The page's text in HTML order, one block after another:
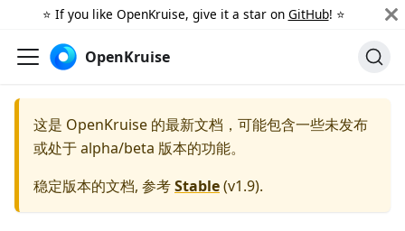
⭐️ If you like OpenKruise, give it a star on GitHub! ⭐️
OpenKruise
这是 OpenKruise 的最新文档，可能包含一些未发布
或处于 alpha/beta 版本的功能。
稳定版本的文档, 参考Stable(v1.9).